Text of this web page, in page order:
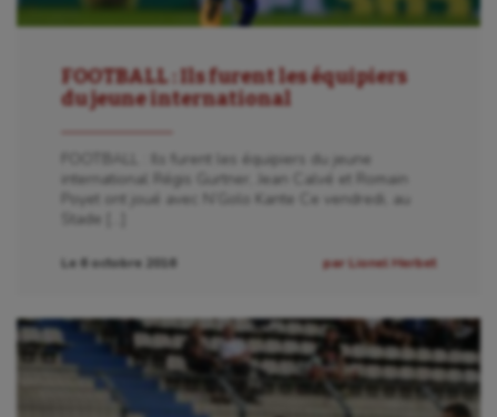
Ballon au poing
Baseball
Boules lyonnaises
Canoë-kayak
Course à pied
Crossfit
FOOTBALL : Ils furent les équipiers
du jeune international
FOOTBALL : Ils furent les équipiers du jeune
international Régis Gurtner, Jean Calvé et Romain
Poyet ont joué avec N’Golo Kante Ce vendredi, au
Stade […]
Le 6 octobre 2016 par Lionel Herbet